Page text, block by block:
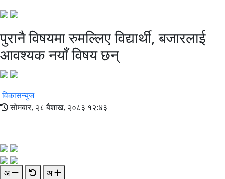
पुरानै विषयमा रुमल्लिए विद्यार्थी, बजारलाई
आवश्यक नयाँ विषय छन्
विकासन्युज
सोमबार, २८ बैशाख, २०८३ १२:४३
अ अ